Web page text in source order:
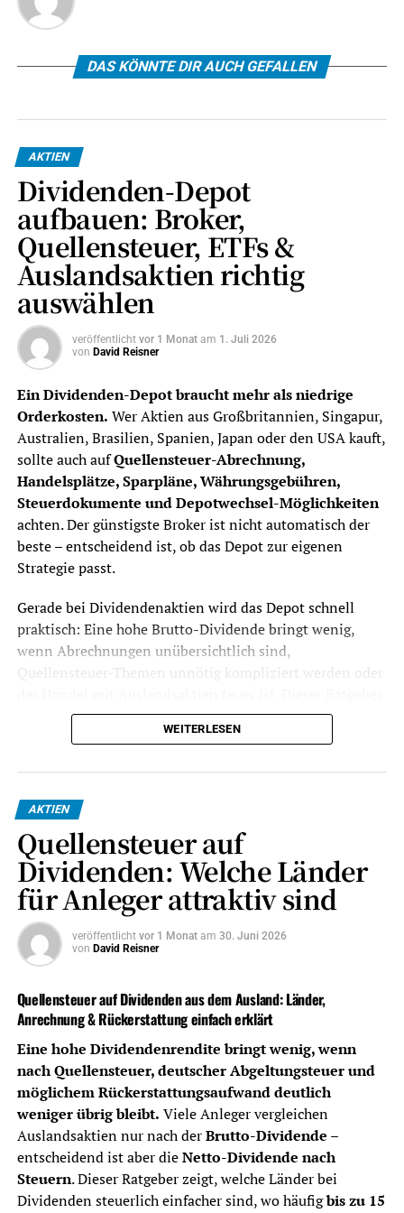
DAS KÖNNTE DIR AUCH GEFALLEN
AKTIEN
Dividenden-Depot
aufbauen: Broker,
Quellensteuer, ETFs &
Auslandsaktien richtig
auswählen
veröffentlicht vor 1 Monat am 1. Juli 2026
von David Reisner
Ein Dividenden-Depot braucht mehr als niedrige
Orderkosten. Wer Aktien aus Großbritannien, Singapur,
Australien, Brasilien, Spanien, Japan oder den USA kauft,
sollte auch aufQuellensteuer-Abrechnung,
Handelsplätze, Sparpläne, Währungsgebühren,
Steuerdokumente und Depotwechsel-Möglichkeiten
achten. Der günstigste Broker ist nicht automatisch der
beste – entscheidend ist, ob das Depot zur eigenen
Strategie passt.
Gerade bei Dividendenaktien wird das Depot schnell
praktisch: Eine hohe Brutto-Dividende bringt wenig,
wenn Abrechnungen unübersichtlich sind,
Quellensteuer-Themen unnötig kompliziert werden oder
zeigt, worauf Anleger achten sollten, bevor sie ein
Dividenden-Depot eröffnen oder ihr bestehendes Depot
Stand: Juli 2026.
Anlageberatung und keine Steuerberatung, sondern eine
Orientierung für Privatanleger in Deutschland.
Das Wichtigste in Kürze – Kosten
und Steuern
Depotkosten
Depotführung,
Handelsplatzgebühren,
Sparplankosten und
Währungsumrechnung zählen.
Dividendenabrechnung
Ein gutes Dividenden-Depot sollte
Ausschüttungen, Steuern und Erträge
übersichtlich dokumentieren.
Quellensteuer
Bei Auslandsdividenden ist wichtig, ob
der Broker Quellensteuer sauber
ausweist, anrechenbare Beträge
WEITERLESEN
AKTIEN
Quellensteuer auf
Dividenden: Welche Länder
für Anleger attraktiv sind
veröffentlicht vor 1 Monat am 30. Juni 2026
von David Reisner
Quellensteuer auf Dividenden aus dem Ausland: Länder,
Anrechnung & Rückerstattung einfach erklärt
Eine hohe Dividendenrendite bringt wenig, wenn
nach Quellensteuer, deutscher Abgeltungsteuer und
möglichem Rückerstattungsaufwand deutlich
weniger übrig bleibt. Viele Anleger vergleichen
Auslandsaktien nur nach derBrutto-Dividende –
entscheidend ist aber dieNetto-Dividende nach
Steuern. Dieser Ratgeber zeigt, welche Länder bei
Dividenden steuerlich einfacher sind, wo häufigbis zu 15